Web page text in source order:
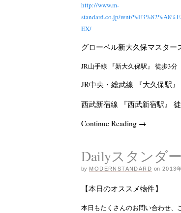
http://www.m-
standard.co.jp/rent/
EX/
グローベル新大久保マスター
JR山手線 『新大久保駅』 徒歩3分
JR中央・総武線 『大久保駅
西武新宿線 『西武新宿駅』
Continue Reading →
Dailyスタンダ
by MODERNSTANDARD on 2013
【本日のオススメ物件】
本日もたくさんのお問い合わせ、